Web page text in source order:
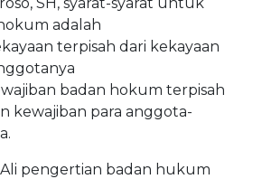
adalah
terpisah dari kekayaan
badan hokum terpisah
kewajiban para anggota-
pengertian badan hukum